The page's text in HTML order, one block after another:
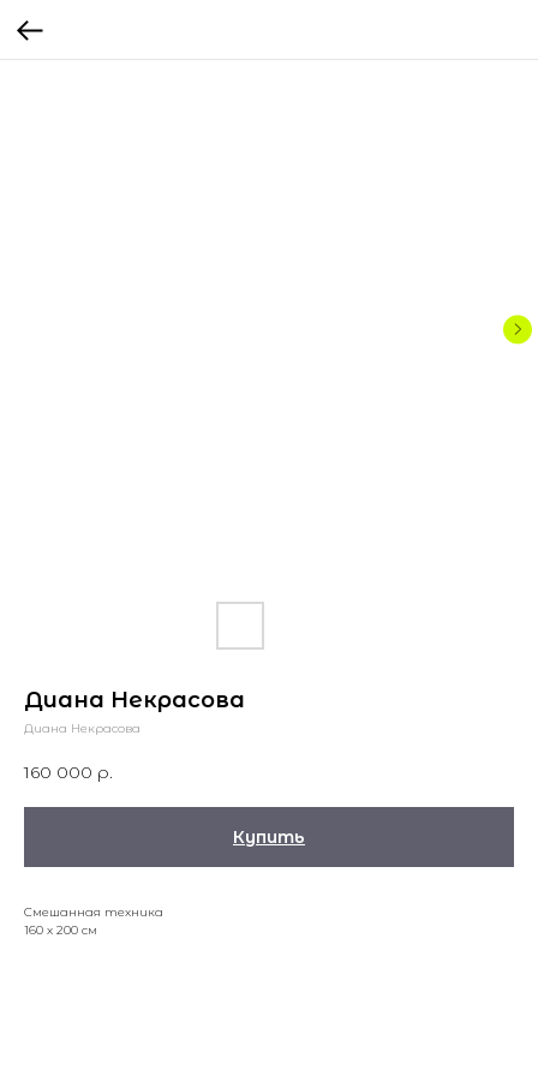
Диана Некрасова
Диана Некрасова
160 000 р.
Купить
Смешанная техника
160 х 200 см